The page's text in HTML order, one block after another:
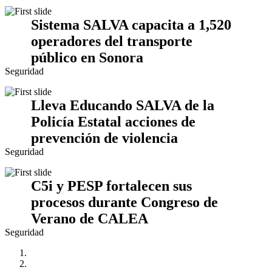
Sistema SALVA capacita a 1,520
operadores del transporte
público en Sonora
Seguridad
Lleva Educando SALVA de la
Policía Estatal acciones de
prevención de violencia
Seguridad
C5i y PESP fortalecen sus
procesos durante Congreso de
Verano de CALEA
Seguridad